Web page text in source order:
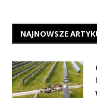
NAJNOWSZE